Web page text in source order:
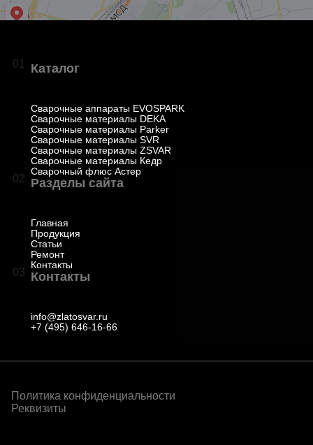
01 Каталог
Сварочные аппараты EVOSPARK
Сварочные материалы DEKA
Сварочные материалы Parker
Сварочные материалы SVR
Сварочные материалы ZSVAR
Сварочные материалы Кедр
Сварочный флюс Астер
02 Разделы сайта
Главная
Продукция
Статьи
Ремонт
Контакты
03 Контакты
info@zlatosvar.ru
+7 (495) 646-16-66
Политика конфиденциальности
Реквизиты